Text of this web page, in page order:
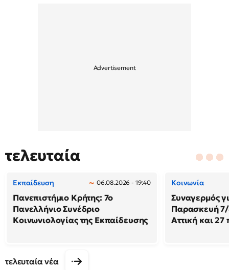
τελευταία
Εκπαίδευση 06.08.2026 - 19:40
Πανεπιστήμιο Κρήτης: 7ο
Πανελλήνιο Συνέδριο
Κοινωνιολογίας της Εκπαίδευσης
Κοινωνία
Συναγερμός
Παρασκευή 7/
Αττική και 27
τελευταία νέα